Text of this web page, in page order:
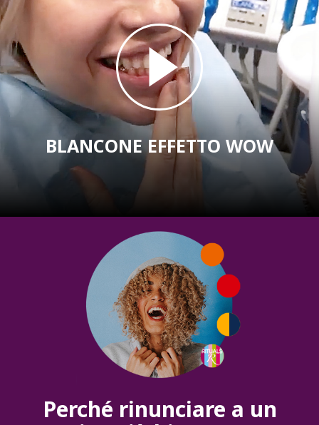
BLANCONE EFFETTO WOW
Perché rinunciare a un